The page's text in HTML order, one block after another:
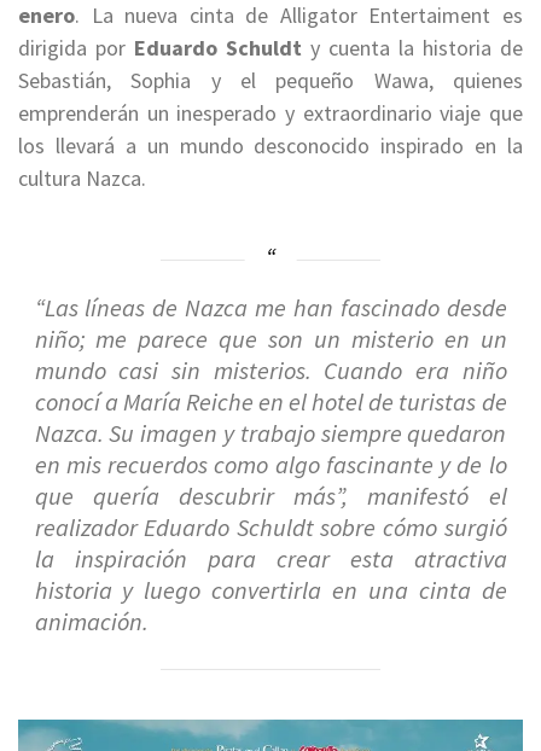
enero. La nueva cinta de Alligator Entertaiment es
dirigida por Eduardo Schuldt y cuenta la historia de
Sebastián, Sophia y el pequeño Wawa, quienes
emprenderán un inesperado y extraordinario viaje que
los llevará a un mundo desconocido inspirado en la
cultura Nazca.
“Las líneas de Nazca me han fascinado desde
niño; me parece que son un misterio en un
mundo casi sin misterios. Cuando era niño
conocí a María Reiche en el hotel de turistas de
Nazca. Su imagen y trabajo siempre quedaron
en mis recuerdos como algo fascinante y de lo
que quería descubrir más”, manifestó el
realizador Eduardo Schuldt sobre cómo surgió
la inspiración para crear esta atractiva
historia y luego convertirla en una cinta de
animación.